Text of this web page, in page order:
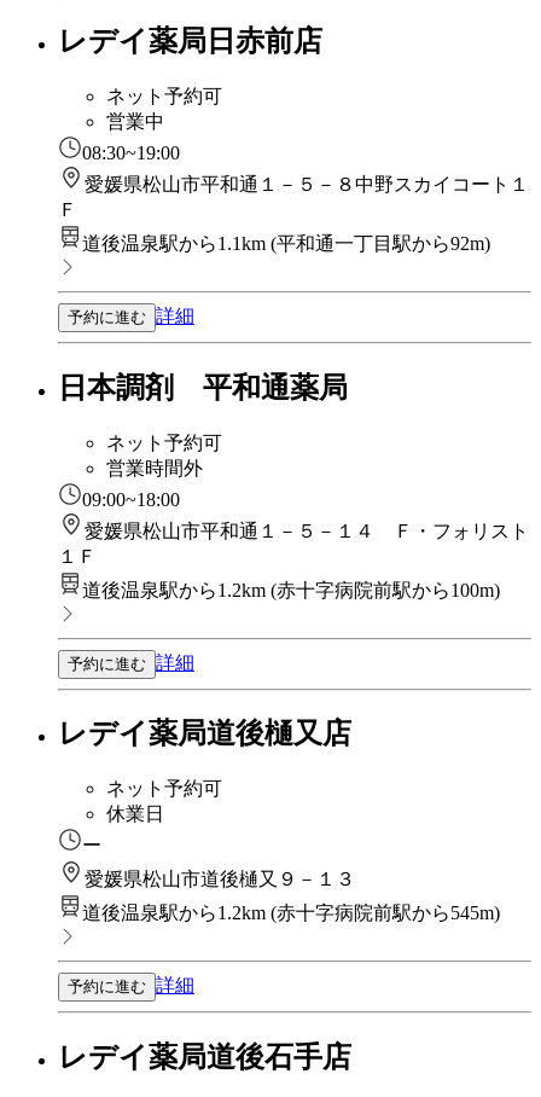
レデイ薬局日赤前店
ネット予約可
営業中
08:30~19:00
愛媛県松山市平和通１－５－８中野スカイコート１
Ｆ
道後温泉駅から1.1km (平和通一丁目駅から92m)
予約に進む 詳細
日本調剤 平和通薬局
ネット予約可
営業時間外
09:00~18:00
愛媛県松山市平和通１－５－１４ Ｆ・フォリスト
１Ｆ
道後温泉駅から1.2km (赤十字病院前駅から100m)
予約に進む 詳細
レデイ薬局道後樋又店
ネット予約可
休業日
ー
愛媛県松山市道後樋又９－１３
道後温泉駅から1.2km (赤十字病院前駅から545m)
予約に進む 詳細
レデイ薬局道後石手店